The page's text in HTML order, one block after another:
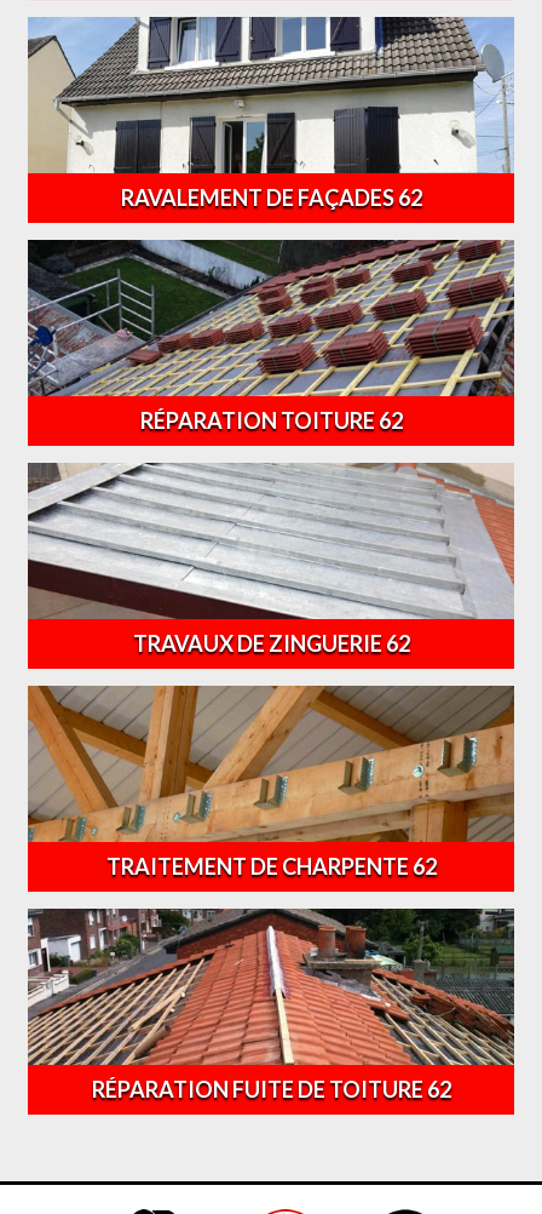
RAVALEMENT DE FAÇADES 62
RÉPARATION TOITURE 62
TRAVAUX DE ZINGUERIE 62
TRAITEMENT DE CHARPENTE 62
RÉPARATION FUITE DE TOITURE 62